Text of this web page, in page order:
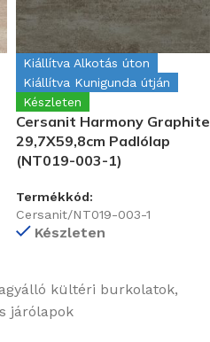
Kiállítva Alkotás úton
Kiállítva Kunigunda útján
Készleten
Cersanit Harmony Graphite
29,7X59,8cm Padlólap
(NT019-003-1)
Termékkód:
Cersanit/NT019-003-1
Készleten
kültéri burkolatok,
járólapok